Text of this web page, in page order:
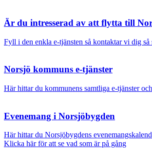
Är du intresserad av att flytta till
Fyll i den enkla e-tjänsten så kontaktar vi dig så
Norsjö kommuns e-tjänster
Här hittar du kommunens samtliga e-tjänster
Evenemang i Norsjöbygden
Här hittar du Norsjöbygdens
Klicka här för att se vad som är på gång